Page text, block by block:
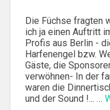
Die Füchse fragten
ich ja einen Auftritt
Profis aus Berlin -
Harfenengel bzw.
Gäste, die
verwöhnen- In der
waren die
und der Sound !... …